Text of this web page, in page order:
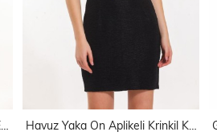
Kolları Büzgülü Kadife Elbise | ELB33265 Havuz Yaka On Aplikeli Krinkil Kosuz Elbise